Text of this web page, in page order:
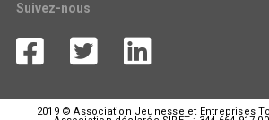
Suivez-nous
2019 © Association Jeunesse et Entreprises